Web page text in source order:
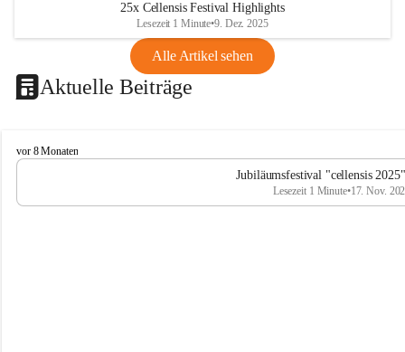
25x Cellensis Festival Highlights
Lesezeit 1 Minute•9. Dez. 2025
Alle Artikel sehen
Aktuelle Beiträge
C
e
l
vor 8 Monaten
Jubiläumsfestival "cellensis
Lesezeit 1 Minute•17. Nov.